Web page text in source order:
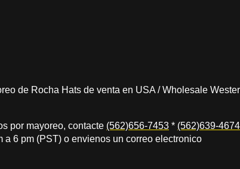
de Rocha Hats de venta en USA /Wholesale
por mayoreo, contacte (562)656-7453 * (562)639-4674
a 6 pm (PST) o envienos un correo electronico